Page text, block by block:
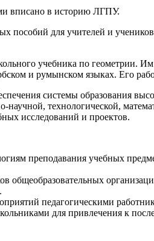
вписано в историю ЛГПУ.
пособий для учителей и
учебника по геометрии.
и румынском языках. Его
системы образования
научной, технологической,
исследований и проектов.
преподавания учебных
общеобразовательных
педагогическими
для привлечения к